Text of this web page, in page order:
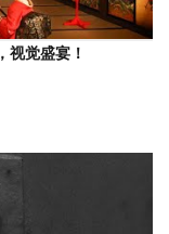
视觉盛宴！